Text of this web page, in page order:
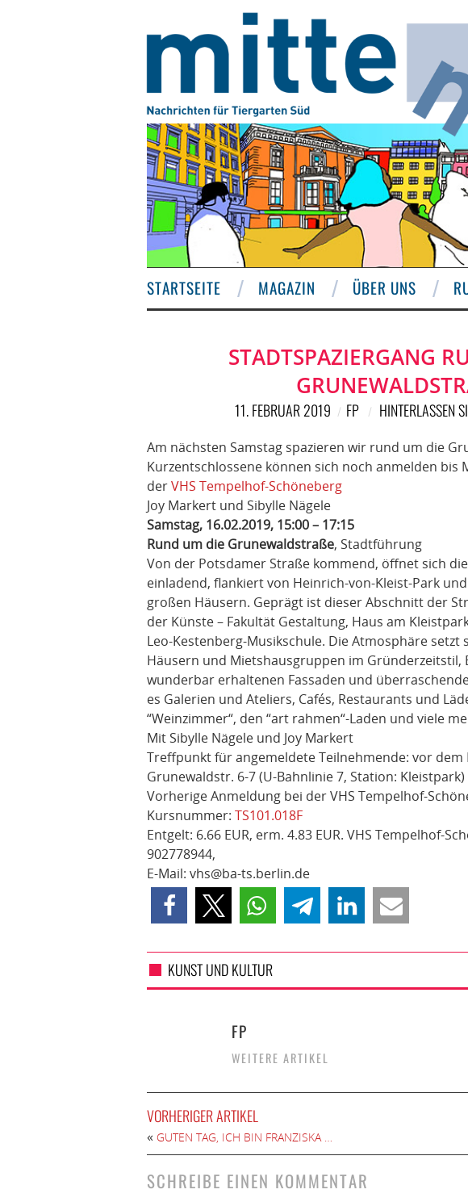
STARTSEITE MAGAZIN ÜBER UNS
STADTSPAZIERGANG
11. FEBRUAR 2019 FP HINTERLASSEN
Am nächsten Samstag spazieren wir rund um die
Kurzentschlossene können sich noch anmelden bis
derVHS Tempelhof-Schöneberg
Joy Markert und Sibylle Nägele
Samstag, 16.02.2019, 15:00 – 17:15
Rund um die Grunewaldstraße, Stadtführung
Von der Potsdamer Straße kommend, öffnet sich
einladend, flankiert von Heinrich-von-Kleist-Park
großen Häusern. Geprägt ist dieser Abschnitt der
der Künste – Fakultät Gestaltung, Haus am
Leo-Kestenberg-Musikschule. Die Atmosphäre
Häusern und Mietshausgruppen im Gründerzeitstil,
wunderbar erhaltenen Fassaden und
es Galerien und Ateliers, Cafés, Restaurants und
“Weinzimmer“, den “art rahmen“-Laden und viele
Mit Sibylle Nägele und Joy Markert
Treffpunkt für angemeldete Teilnehmende: vor dem
Grunewaldstr. 6-7 (U-Bahnlinie 7, Station: Kleistpark)
Vorherige Anmeldung bei der VHS Tempelhof-
Kursnummer: TS101.018F
Entgelt: 6.66 EUR, erm. 4.83 EUR. VHS Tempelhof-
902778944,
E-Mail: vhs@ba-ts.berlin.de
KUNST UND KULTUR
FP
WEITERE ARTIKEL
VORHERIGER ARTIKEL
« GUTEN TAG, ICH BIN FRANZISKA …
SCHREIBE EINEN KOMMENTAR